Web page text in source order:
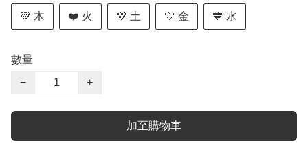
💚 木 ❤️ 火 💛 土 🤍 金 💙 水
數量
−
+
加至購物車